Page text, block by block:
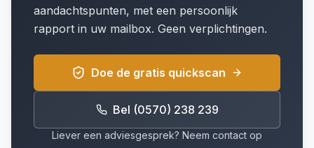
aandachtspunten, met een persoonlijk
rapport in uw mailbox. Geen verplichtingen.
Doe de gratis quickscan
Bel (0570) 238 239
Liever een adviesgesprek? Neem contact op